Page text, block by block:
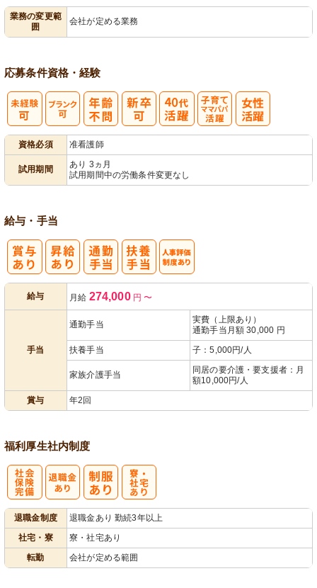
業務の変更範
囲
会社が定める業務
応募条件資格・経験
資格必須 准看護師
試用期間
あり 3ヵ月
試用期間中の労働条件変更なし
給与・手当
給与 月給 274,000円〜
手当
通勤手当
実費（上限あり）
通勤手当月額 30,000 円
扶養手当
子：5,000円/人
家族介護手当
同居の要介護・要支援者：月
額10,000円/人
賞与
年2回
福利厚生社内制度
退職金制度
退職金あり 勤続3年以上
社宅・寮
寮・社宅あり
転勤
会社が定める範囲